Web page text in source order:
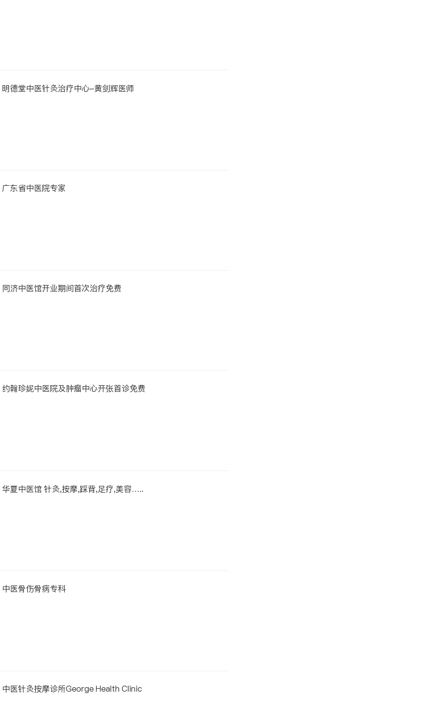
明德堂中医针灸治疗中心–黄剑辉医师
广东省中医院专家
同济中医馆开业期间首次治疗免费
约翰珍妮中医院及肿瘤中心开张首诊免费
华夏中医馆 针灸,按摩,踩背,足疗,美容…..
中医骨伤骨病专科
中医针灸按摩诊所George Health Clinic